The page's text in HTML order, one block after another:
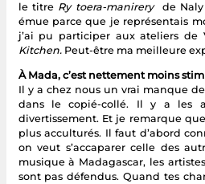
le titre Ry toera-manireryde Naly
émue parce que je représentais
j’ai pu participer aux ateliers de
Kitchen. Peut-être ma meilleure
À Mada, c’est nettement moins
Il y a chez nous un vrai manque
dans le copié-collé. Il y a les
divertissement. Et je remarque
plus acculturés. Il faut d’abord
on veut s’accaparer celle des
musique à Madagascar, les
sont pas défendus. Quand tes